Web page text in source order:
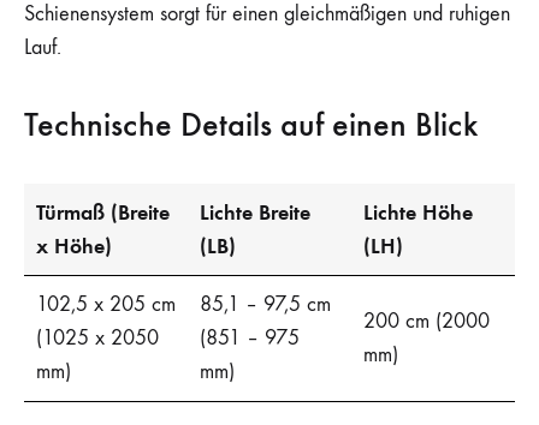
Schienensystem sorgt für einen gleichmäßigen und ruhigen
Lauf.
Technische Details auf einen Blick
Türmaß (Breite
x Höhe)
Lichte Breite
(LB)
Lichte Höhe
(LH)
102,5 x 205 cm
(1025 x 2050
mm)
85,1 – 97,5 cm
(851 – 975
mm)
200 cm (2000
mm)